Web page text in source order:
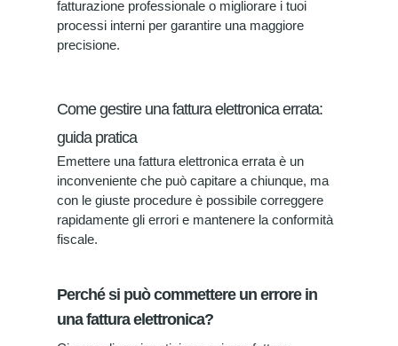
fatturazione professionale o migliorare i tuoi
processi interni per garantire una maggiore
precisione.
Come gestire una fattura elettronica errata:
guida pratica
Emettere una fattura elettronica errata è un
inconveniente che può capitare a chiunque, ma
con le giuste procedure è possibile correggere
rapidamente gli errori e mantenere la conformità
fiscale.
Perché si può commettere un errore in
una fattura elettronica?